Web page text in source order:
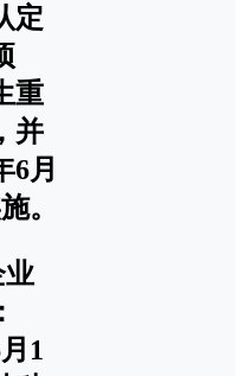
定
重
并
6月
。